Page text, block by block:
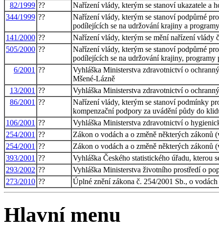
82/1999 ??
Nařízení vlády, kterým se stanoví ukazatele a
344/1999 ??
Nařízení vlády, kterým se stanoví podpůrné
podílejících se na udržování krajiny a
141/2000 ??
Nařízení vlády, kterým se mění nařízení vlády
505/2000 ??
Nařízení vlády, kterým se stanoví podpůrné
podílejících se na udržování krajiny,
6/2001 ??
Vyhláška Ministerstva zdravotnictví o
Mšené-Lázně
13/2001 ??
Vyhláška Ministerstva zdravotnictví o
86/2001 ??
Nařízení vlády, kterým se stanoví podmínky
kompenzační podpory za uvádění půdy do
106/2001 ??
Vyhláška Ministerstva zdravotnictví o
254/2001 ??
Zákon o vodách a o změně některých zákonů
254/2001 ??
Zákon o vodách a o změně některých zákonů
393/2001 ??
Vyhláška Českého statistického úřadu, kterou
293/2002 ??
Vyhláška Ministerstva životního prostředí o
273/2010 ?? Úplné znění zákona č. 254/2001 Sb., o
Hlavní menu